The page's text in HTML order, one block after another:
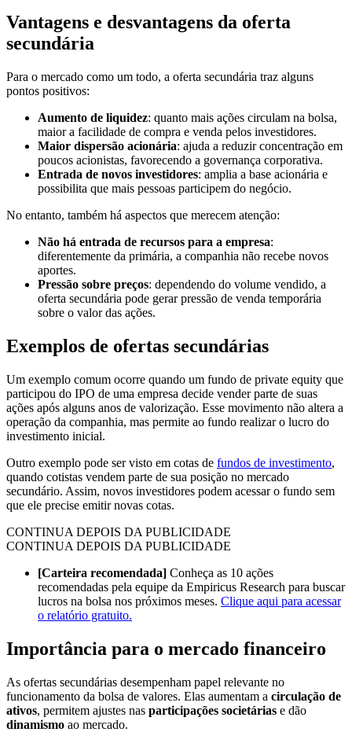
Vantagens e desvantagens da oferta
secundária
Para o mercado como um todo, a oferta secundária traz alguns
pontos positivos:
Aumento de liquidez: quanto mais ações circulam na bolsa,
maior a facilidade de compra e venda pelos investidores.
Maior dispersão acionária: ajuda a reduzir concentração em
poucos acionistas, favorecendo a governança corporativa.
Entrada de novos investidores: amplia a base acionária e
possibilita que mais pessoas participem do negócio.
No entanto, também há aspectos que merecem atenção:
Não há entrada de recursos para a empresa:
diferentemente da primária, a companhia não recebe novos
aportes.
Pressão sobre preços: dependendo do volume vendido, a
oferta secundária pode gerar pressão de venda temporária
sobre o valor das ações.
Exemplos de ofertas secundárias
Um exemplo comum ocorre quando um fundo de private equity que
participou do IPO de uma empresa decide vender parte de suas
ações após alguns anos de valorização. Esse movimento não altera a
operação da companhia, mas permite ao fundo realizar o lucro do
investimento inicial.
Outro exemplo pode ser visto em cotas de fundos de investimento,
quando cotistas vendem parte de sua posição no mercado
secundário. Assim, novos investidores podem acessar o fundo sem
que ele precise emitir novas cotas.
CONTINUA DEPOIS DA PUBLICIDADE
CONTINUA DEPOIS DA PUBLICIDADE
[Carteira recomendada] Conheça as 10 ações
recomendadas pela equipe da Empiricus Research para buscar
lucros na bolsa nos próximos meses. Clique aqui para acessar
o relatório gratuito.
Importância para o mercado financeiro
As ofertas secundárias desempenham papel relevante no
funcionamento da bolsa de valores. Elas aumentam a circulação de
ativos, permitem ajustes nas participações societárias e dão
dinamismo ao mercado.